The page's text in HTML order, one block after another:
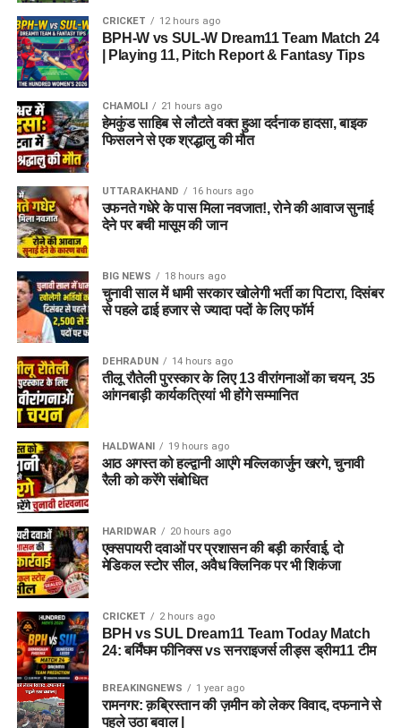
CRICKET 12 hours ago
BPH-W vs SUL-W Dream11 Team Match 24
| Playing 11, Pitch Report & Fantasy Tips
CHAMOLI 21 hours ago
हेमकुंड साहिब से लौटते वक्त हुआ दर्दनाक हादसा, बाइक
फिसलने से एक श्रद्धालु की मौत
UTTARAKHAND 16 hours ago
उफनते गधेरे के पास मिला नवजात!, रोने की आवाज सुनाई
देने पर बची मासूम की जान
BIG NEWS 18 hours ago
चुनावी साल में धामी सरकार खोलेगी भर्ती का पिटारा, दिसंबर
से पहले ढाई हजार से ज्यादा पदों के लिए फॉर्म
DEHRADUN 14 hours ago
तीलू रौतेली पुरस्कार के लिए 13 वीरांगनाओं का चयन, 35
आंगनबाड़ी कार्यकत्रियां भी होंगे सम्मानित
HALDWANI 19 hours ago
आठ अगस्त को हल्द्वानी आएंगे मल्लिकार्जुन खरगे, चुनावी
रैली को करेंगे संबोधित
HARIDWAR 20 hours ago
एक्सपायरी दवाओं पर प्रशासन की बड़ी कार्रवाई, दो
मेडिकल स्टोर सील, अवैध क्लिनिक पर भी शिकंजा
CRICKET 2 hours ago
BPH vs SUL Dream11 Team Today Match
24: बर्मिंघम फीनिक्स vs सनराइजर्स लीड्स ड्रीम11 टीम
BREAKINGNEWS 1 year ago
रामनगर: क़ब्रिस्तान की ज़मीन को लेकर विवाद, दफनाने से
पहले उठा बवाल |